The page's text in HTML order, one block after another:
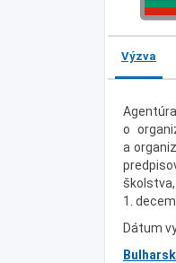
Výzva
o
a
1.
Dátum